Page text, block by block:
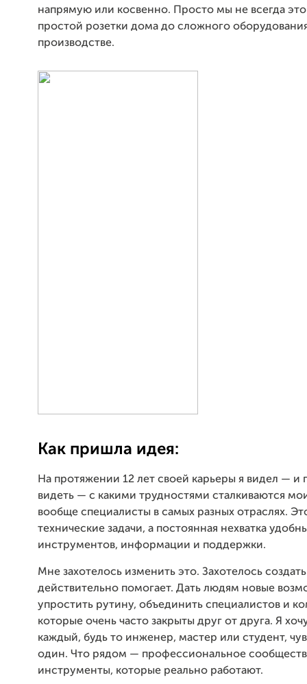
напрямую или косвенно. Просто мы не всегда
простой розетки дома до сложного
производстве.
Как пришла идея:
На протяжении 12 лет своей карьеры я видел —
видеть — с какими трудностями сталкиваются
вообще специалисты в самых разных отраслях.
технические задачи, а постоянная нехватка
инструментов, информации и поддержки.
Мне захотелось изменить это. Захотелось
действительно помогает. Дать людям новые
упростить рутину, объединить специалистов и
которые очень часто закрыты друг от друга. Я
каждый, будь то инженер, мастер или студент,
один. Что рядом — профессиональное
инструменты, которые реально работают.